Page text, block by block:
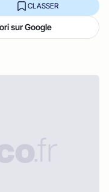
CLASSER
sur Google